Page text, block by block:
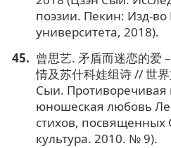
поэзии. Пекин: Изд-во
университета, 2018).
曾思艺. 矛盾而迷恋的爱
情及苏什科娃组诗 // 世
Сыи. Противоречивая
юношеская любовь
стихов,
культура. 2010. № 9).